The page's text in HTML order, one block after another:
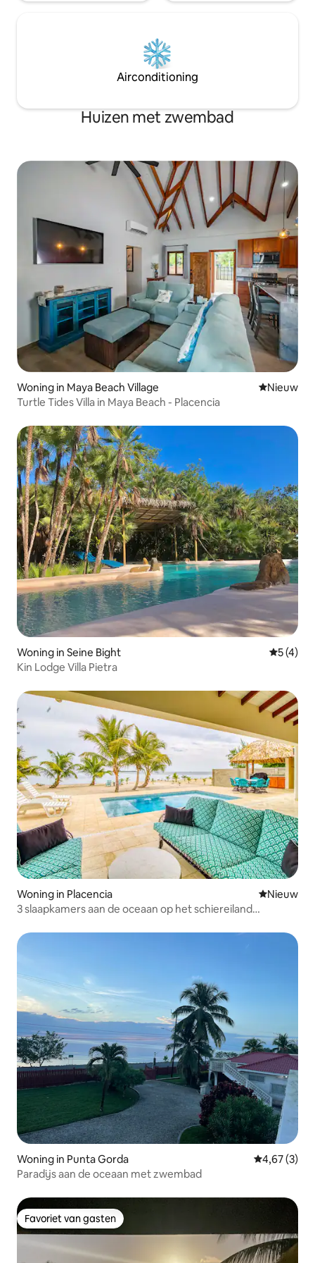
Airconditioning
Huizen met zwembad
Woning in Maya Beach Village Nieuwe
Nieuw
Turtle Tides Villa in Maya Beach - Placencia
Woning in Seine Bight
5 (4)
Kin Lodge Villa Pietra
Woning in Placencia Nieuwe
Nieuw
3 slaapkamers aan de oceaan op het schiereiland
Woning in Punta Gorda
4,67 (3)
Paradijs aan de oceaan met zwembad
Favoriet van gasten
Favoriet van gasten